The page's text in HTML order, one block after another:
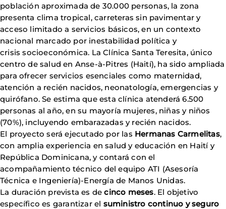
población aproximada de 30.000 personas, la zona
presenta clima tropical, carreteras sin pavimentar y
acceso limitado a servicios básicos, en un contexto
nacional marcado por inestabilidad política y
crisis socioeconómica. La Clínica Santa Teresita, único
centro de salud en Anse-à-Pitres (Haití), ha sido ampliada
para ofrecer servicios esenciales como maternidad,
atención a recién nacidos, neonatología, emergencias y
quirófano. Se estima que esta clínica atenderá 6.500
personas al año, en su mayoría mujeres, niñas y niños
(70%), incluyendo embarazadas y recién nacidos.
El proyecto será ejecutado por las Hermanas Carmelitas,
con amplia experiencia en salud y educación en Haití y
República Dominicana, y contará con el
acompañamiento técnico del equipo ATI (Asesoría
Técnica e Ingeniería)-Energía de Manos Unidas.
La duración prevista es decinco meses. El objetivo
específico es garantizar el suministro continuo y seguro